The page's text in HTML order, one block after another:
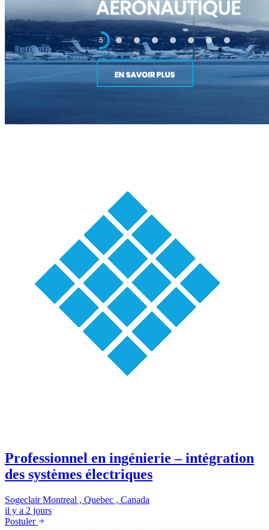
Professionnel en ingénierie – intégration
des systèmes électriques
Sogeclair Montreal , Quebec , Canada
il y a 2 jours
Postuler